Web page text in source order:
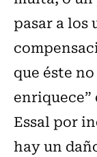
pasar a los
que éste
Essal por
hay un